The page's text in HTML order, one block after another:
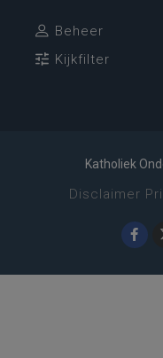
Beheer
Kijkfilter
Katholiek
Disclaimer